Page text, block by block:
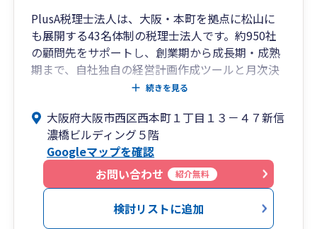
PlusA税理士法人は、大阪・本町を拠点に松山に
も展開する43名体制の税理士法人です。約950社
の顧問先をサポートし、創業期から成長期・成熟
期まで、自社独自の経営計画作成ツールと月次決
算を通じて、経営課題を一緒に解決していく伴走
ず、M&A、事業承継、資産運用、保険、DXなど専
門チームによる幅広い経営支援に対応していま
す。中小企業庁認定の経営革新等支援機関でもあ
続きを見る
大阪府大阪市西区西本町１丁目１３－４７新信
濃橋ビルディング５階
Googleマップを確認
お問い合わせ
紹介無料
検討リストに追加